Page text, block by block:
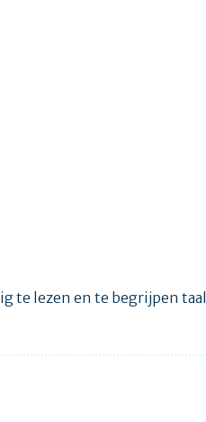
te lezen en te begrijpen taal